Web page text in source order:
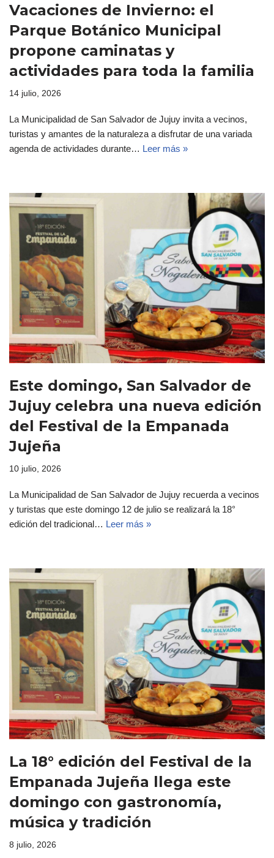
Vacaciones de Invierno: el
Parque Botánico Municipal
propone caminatas y
actividades para toda la familia
14 julio, 2026
La Municipalidad de San Salvador de Jujuy invita a vecinos,
turistas y amantes de la naturaleza a disfrutar de una variada
agenda de actividades durante… Leer más »
Este domingo, San Salvador de
Jujuy celebra una nueva edición
del Festival de la Empanada
Jujeña
10 julio, 2026
La Municipalidad de San Salvador de Jujuy recuerda a vecinos
y turistas que este domingo 12 de julio se realizará la 18°
edición del tradicional… Leer más »
La 18° edición del Festival de la
Empanada Jujeña llega este
domingo con gastronomía,
música y tradición
8 julio, 2026